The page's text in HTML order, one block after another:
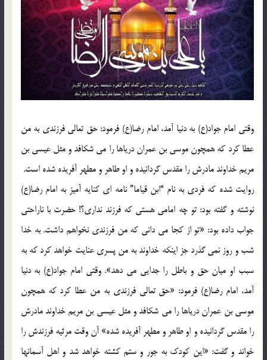
وقتی امام جواد(ع) به دنیا آمد، امام رضا(ع) فرمود: حق تعالی فرزندی به من
عطا کرد که همچون موسی بن عمران دریاها را می شکافد و مثل عیسی بن
مریم خداوند مادرش را مقدس گردانیده و او طاهر و مطهر آفریده شده است.
روایت شده که فردی به نام “ابن قیاما” نامه ای کنایه آمیز به امام رضا(ع)
نوشته و گفته بود: تو چه امامی هستی که فرزند نداری؟! حضرت با ناراحتی
جواب داده بود: «تو از کجا می دانی که من فرزندی نخواهم داشت. به خدا
شب و روز نمی گذرد جز اینکه خداوند به من پسری عنایت خواهد کرد که به
سبب او میان حق و باطل را جدایی می دهد». وقتی امام جواد(ع) به دنیا
آمد، امام رضا(ع) فرمود: «حق تعالی فرزندی به من عطا کرد که همچون
موسی بن عمران دریاها را می شکافد و مثل عیسی بن مریم خداوند مادرش
را مقدس گردانیده و او طاهر و مطهر آفریده شده» آن وقت مرثیه فرزندش را
خواند و گفت: «این کودک به جور و ستم کشته خواهد شد و اهل آسمانها